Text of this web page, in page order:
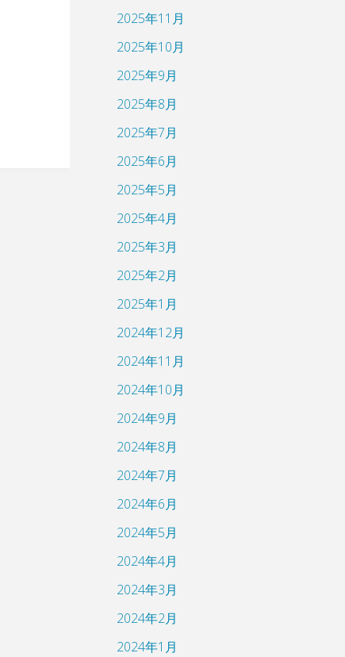
2025年11月
2025年10月
2025年9月
2025年8月
2025年7月
2025年6月
2025年5月
2025年4月
2025年3月
2025年2月
2025年1月
2024年12月
2024年11月
2024年10月
2024年9月
2024年8月
2024年7月
2024年6月
2024年5月
2024年4月
2024年3月
2024年2月
2024年1月